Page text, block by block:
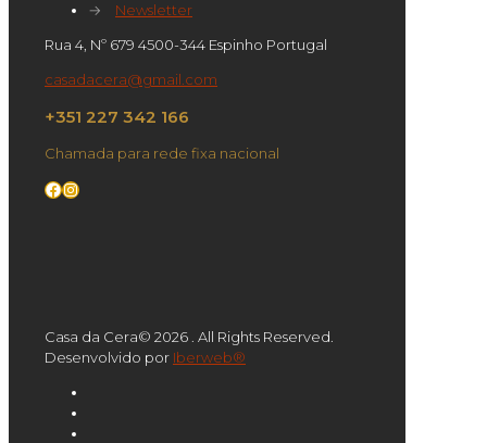
→
Newsletter
Rua 4, Nº 679 4500-344 Espinho Portugal
casadacera@gmail.com
+351 227 342 166
Chamada para rede fixa nacional
Facebook
Instagram
Casa da Cera© 2026 . All Rights Reserved.
Desenvolvido por Iberweb®